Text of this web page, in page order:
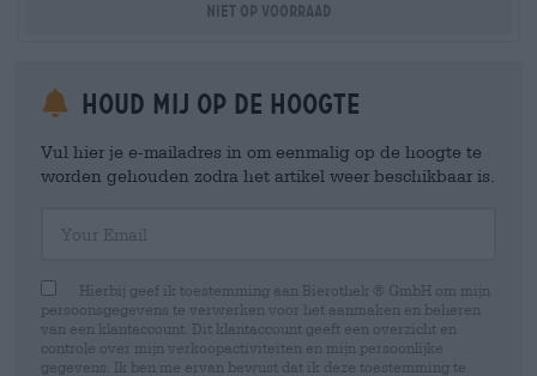
Niet op voorraad
Houd mij op de hoogte
Vul hier je e-mailadres in om eenmalig op de hoogte te
worden gehouden zodra het artikel weer beschikbaar is.
Hierbij geef ik toestemming aan Bierothek ® GmbH om mijn
persoonsgegevens te verwerken voor het aanmaken en beheren
van een klantaccount. Dit klantaccount geeft een overzicht en
controle over mijn verkoopactiviteiten en mijn persoonlijke
gegevens. Ik ben me ervan bewust dat ik deze toestemming te